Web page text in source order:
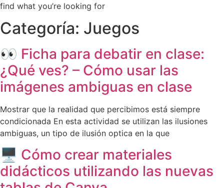
find what you’re looking for
Categoría: Juegos
👀 Ficha para debatir en clase:
¿Qué ves? – Cómo usar las
imágenes ambiguas en clase
Mostrar que la realidad que percibimos está siempre
condicionada En esta actividad se utilizan las ilusiones
ambiguas, un tipo de ilusión optica en la que
🖥️ Cómo crear materiales
didácticos utilizando las nuevas